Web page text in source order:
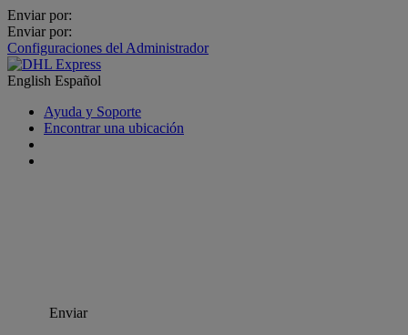
Enviar por:
Enviar por:
Configuraciones del Administrador
English Español
Ayuda y Soporte
Encontrar una ubicación
Enviar